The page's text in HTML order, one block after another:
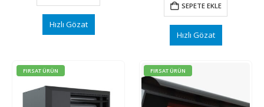
Hızlı Gözat
SEPETE EKLE
Hızlı Gözat
FIRSAT ÜRÜN FIRSAT ÜRÜN